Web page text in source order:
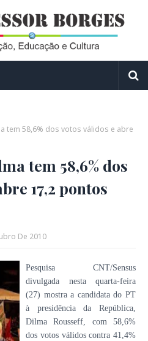
tem 58,6% dos votos válidos e abre
tem 58,6% dos
17,2 pontos
De 2010
Pesquisa CNT/Sensus
divulgada nesta quarta-feira
(27) mostra a candidata do PT
à presidência da República,
Dilma Rousseff, com 58,6%
dos votos válidos contra 41,4%